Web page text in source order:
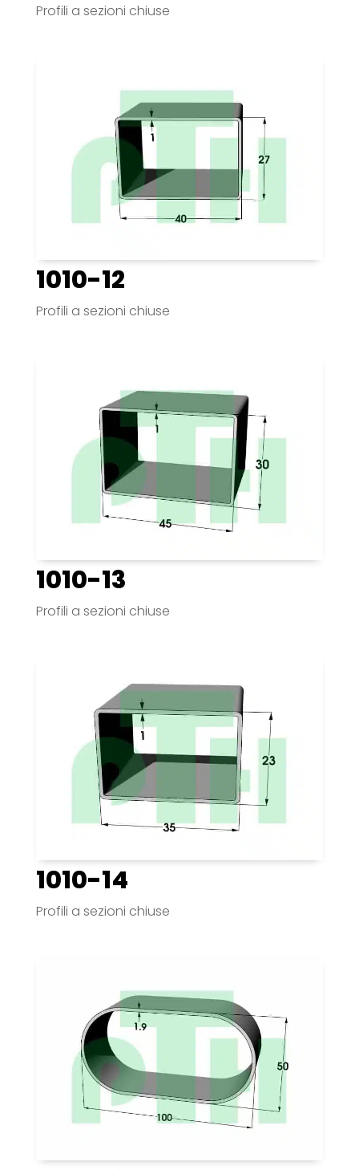
Profili a sezioni chiuse
1010-12
Profili a sezioni chiuse
1010-13
Profili a sezioni chiuse
1010-14
Profili a sezioni chiuse